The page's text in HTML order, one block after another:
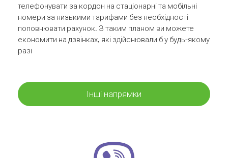
телефонувати за кордон на стаціонарні та мобільні
номери за низькими тарифами без необхідності
поповнювати рахунок. З таким планом ви можете
економити на дзвінках, які здійснювали б у будь-якому
разі
Інші напрямки